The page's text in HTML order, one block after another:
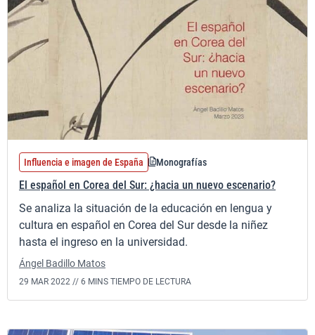
Influencia e imagen de España Monografías
El español en Corea del Sur: ¿hacia un nuevo escenario?
Se analiza la situación de la educación en lengua y
cultura en español en Corea del Sur desde la niñez
hasta el ingreso en la universidad.
Ángel Badillo Matos
29 MAR 2022 // 6 MINS TIEMPO DE LECTURA